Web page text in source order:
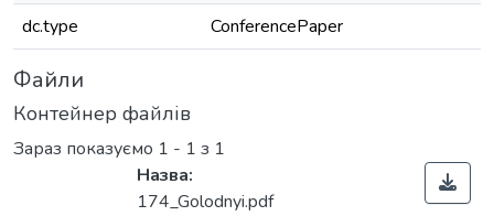
dc.type
ConferencePaper
Файли
Контейнер файлів
Зараз показуємо 1 - 1 з 1
Назва:
174_Golodnyi.pdf